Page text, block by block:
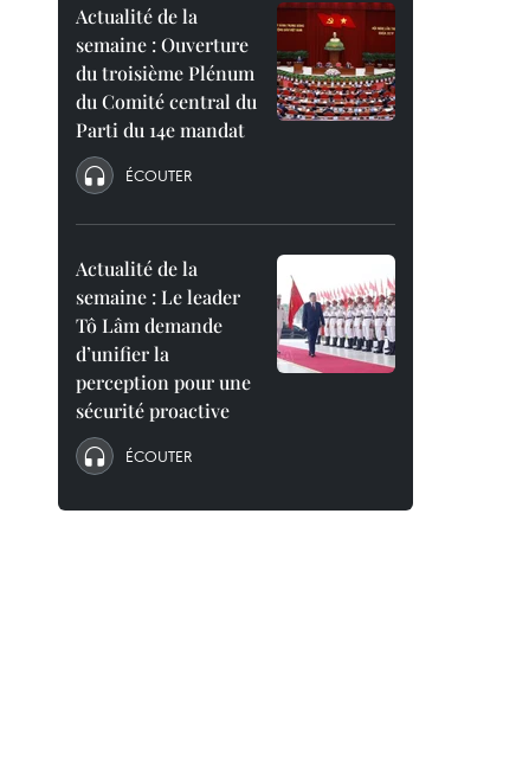
Actualité de la
semaine : Ouverture
du troisième Plénum
du Comité central du
Parti du 14e mandat
ÉCOUTER
Actualité de la
semaine : Le leader
Tô Lâm demande
d’unifier la
perception pour une
sécurité proactive
ÉCOUTER